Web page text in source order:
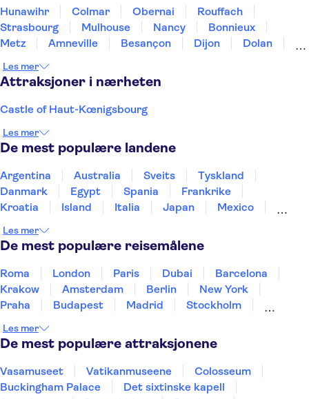
Hunawihr Colmar Obernai
Rouffach
Strasbourg
Mulhouse Nancy
Bonnieux
Metz
Amneville Besançon Dijon
Dolan
Les mer
Attraksjoner i nærheten
Castle of Haut-Kœnigsbourg
Les mer
De mest populære landene
Argentina Australia Sveits
Tyskland
Danmark
Egypt Spania
Frankrike
Kroatia
Island Italia Japan
Mexico
Sverige
Thailand Tyrkia
Les mer
De mest populære reisemålene
Roma London Paris Dubai
Barcelona
Krakow
Amsterdam Berlin
New York
Praha
Budapest Madrid
Stockholm
Alicante
Les mer
De mest populære attraksjonene
Vasamuseet Vatikanmuseene
Colosseum
Buckingham Palace
Det sixtinske kapell